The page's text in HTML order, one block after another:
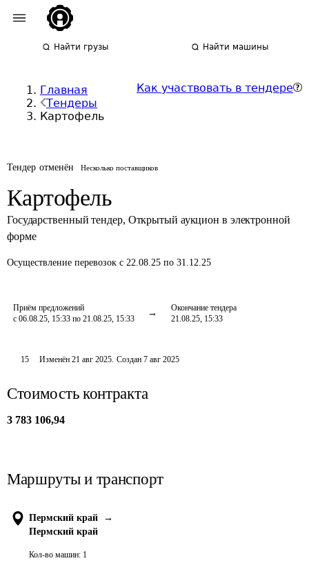
Найти грузы Найти машины
Главная
Тендеры
Картофель
Как участвовать в тендере
Тендер отменён Несколько поставщиков
Картофель
Государственный тендер, Открытый аукцион в электронной
форме
Осуществление перевозок с 22.08.25 по 31.12.25
Приём предложений
с 06.08.25, 15:33 по 21.08.25, 15:33
Окончание тендера
21.08.25, 15:33
15 Изменён21 авг 2025. Создан 7 авг 2025
Стоимость контракта
3 783 106,94
Маршруты и транспорт
Пермский край
→
Пермский край
Кол-во машин: 1